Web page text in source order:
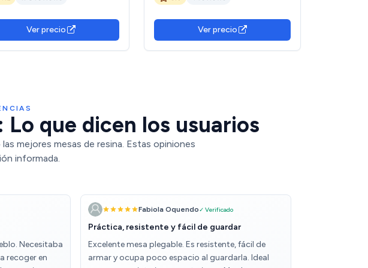
Ver precio Ver precio
que dicen los usuarios
mejores mesas de resina. Estas opiniones
informada.
Necesitaba
recoger en
Fabiola Oquendo✓ Verificado
Práctica, resistente y fácil de guardar
Excelente mesa plegable. Es resistente, fácil de
armar y ocupa poco espacio al guardarla. Ideal